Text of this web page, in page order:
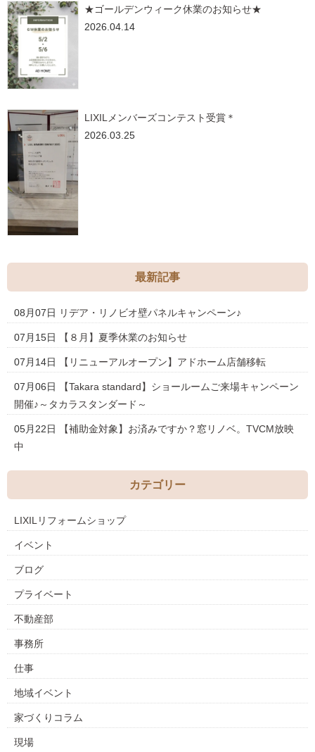
★ゴールデンウィーク休業のお知らせ★
2026.04.14
LIXILメンバーズコンテスト受賞＊
2026.03.25
最新記事
08月07日 リデア・リノビオ壁パネルキャンペーン♪
07月15日 【８月】夏季休業のお知らせ
07月14日 【リニューアルオープン】アドホーム店舗移転
07月06日
【Takara standard】ショールームご来場キャンペーン
開催♪～タカラスタンダード～
05月22日
【補助金対象】お済みですか？窓リノベ。TVCM放映
中
カテゴリー
LIXILリフォームショップ
イベント
ブログ
プライベート
不動産部
事務所
仕事
地域イベント
家づくりコラム
現場